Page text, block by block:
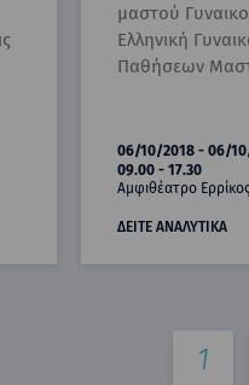
μαστού
Ελληνική
Παθήσεων
06/10/2018 - 06/
09.00 - 17.30
Αμφιθέατρο
ΔΕΙΤΕ ΑΝΑΛΥΤΙΚΑ
1